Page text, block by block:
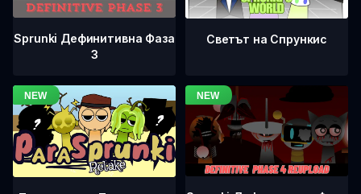
Sprunki Дефинитивна Фаза
3
Светът на Спрункис